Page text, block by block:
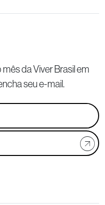
da Viver Brasilem
seu e-mail.